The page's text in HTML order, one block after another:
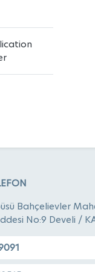
Bahçelievler
No:9 Develi /